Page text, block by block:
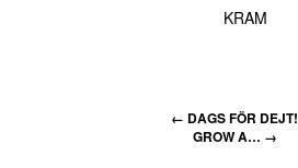
KRAM
← DAGS FÖR DEJT!
GROW A… →